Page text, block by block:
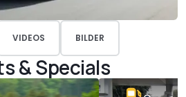
VIDEOS BILDER
& Specials